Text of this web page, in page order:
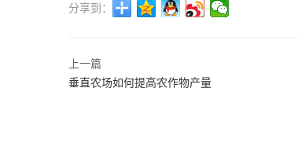
分享到：
上一篇
垂直农场如何提高农作物产量